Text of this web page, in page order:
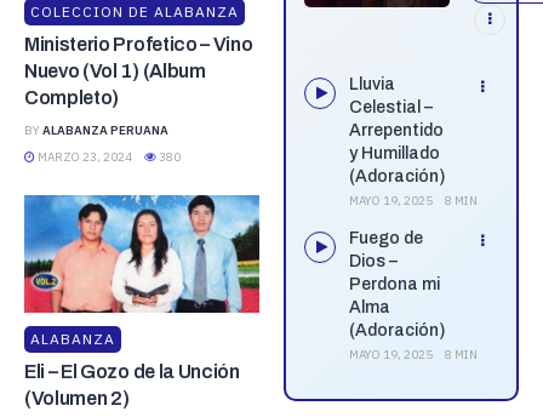
COLECCION DE ALABANZA
Ministerio Profetico – Vino
Nuevo (Vol 1) (Album
Completo)
BY ALABANZA PERUANA
MARZO 23, 2024
380
ALABANZA
Eli – El Gozo de la Unción
(Volumen 2)
Lluvia
Celestial –
Arrepentido
y Humillado
(Adoración)
MAYO 19, 2025 8 MIN
Fuego de
Dios –
Perdona mi
Alma
(Adoración)
MAYO 19, 2025 8 MIN